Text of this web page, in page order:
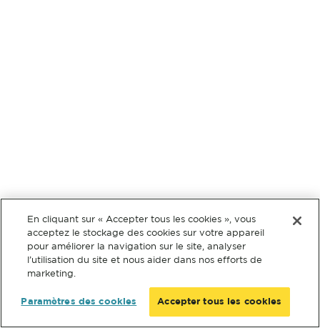
En cliquant sur « Accepter tous les cookies », vous
acceptez le stockage des cookies sur votre appareil
pour améliorer la navigation sur le site, analyser
l’utilisation du site et nous aider dans nos efforts de
marketing.
Paramètres des cookies Accepter tous les cookies